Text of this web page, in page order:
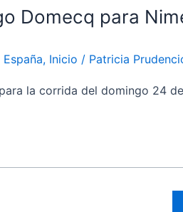
Domecq para
España, Inicio / Patricia
la corrida del domingo 24